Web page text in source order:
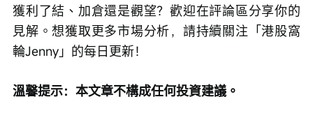
獲利了結、加倉還是觀望？歡迎在評論區分享你的
見解。想獲取更多市場分析，請持續關注「港股窩
輪Jenny」的每日更新！
溫馨提示：本文章不構成任何投資建議。